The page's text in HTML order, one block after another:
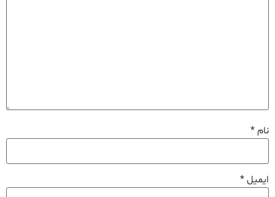
نام*
ایمیل*